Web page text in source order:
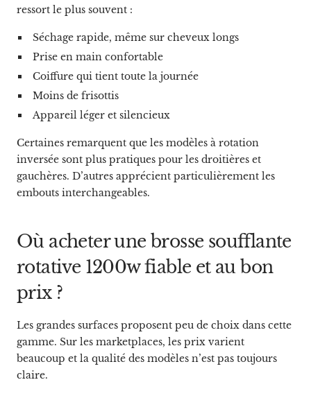
ressort le plus souvent :
Séchage rapide, même sur cheveux longs
Prise en main confortable
Coiffure qui tient toute la journée
Moins de frisottis
Appareil léger et silencieux
Certaines remarquent que les modèles à rotation
inversée sont plus pratiques pour les droitières et
gauchères. D’autres apprécient particulièrement les
embouts interchangeables.
Où acheter une brosse soufflante
rotative 1200w fiable et au bon
prix ?
Les grandes surfaces proposent peu de choix dans cette
gamme. Sur les marketplaces, les prix varient
beaucoup et la qualité des modèles n’est pas toujours
claire.